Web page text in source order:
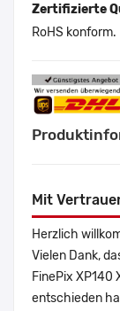
Zertifizierte
RoHS konform.
Mit
Herzlich
Vielen Dank,
FinePix XP140
entschieden